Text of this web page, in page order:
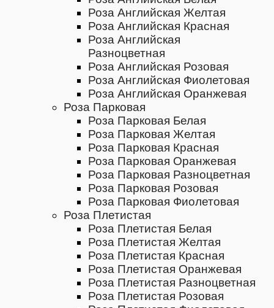
Роза Английская Желтая
Роза Английская Красная
Роза Английская
Разноцветная
Роза Английская Розовая
Роза Английская Фиолетовая
Роза Английская Оранжевая
Роза Парковая
Роза Парковая Белая
Роза Парковая Желтая
Роза Парковая Красная
Роза Парковая Оранжевая
Роза Парковая Разноцветная
Роза Парковая Розовая
Роза Парковая Фиолетовая
Роза Плетистая
Роза Плетистая Белая
Роза Плетистая Желтая
Роза Плетистая Красная
Роза Плетистая Оранжевая
Роза Плетистая Разноцветная
Роза Плетистая Розовая